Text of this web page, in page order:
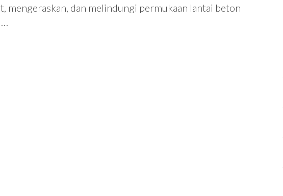
mengeraskan, dan melindungi permukaan lantai beton
…